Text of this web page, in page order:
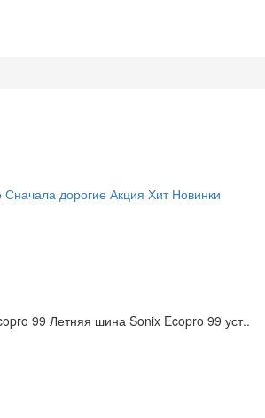
Сначала дорогие Акция Хит Новинки
99 Летняя шина Sonix Ecopro 99 уст..